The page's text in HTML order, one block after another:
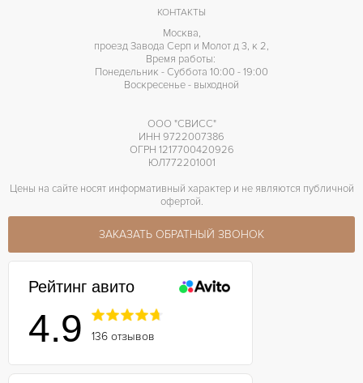
КОНТАКТЫ
Москва,
проезд Завода Серп и Молот д 3, к 2,
Время работы:
Понедельник - Суббота 10:00 - 19:00
Воскресенье - выходной
ООО "СВИСС"
ИНН 9722007386
ОГРН 1217700420926
ЮЛ772201001
Цены на сайте носят информативный характер и не являются публичной
офертой.
ЗАКАЗАТЬ ОБРАТНЫЙ ЗВОНОК
Рейтинг авито
4.9 136 отзывов